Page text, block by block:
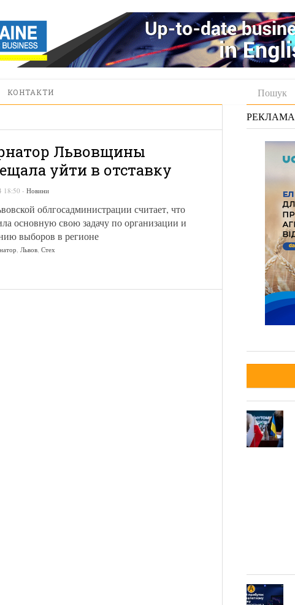
КОНТАКТИ
Львовщины
уйти в отставку
18:50 - Новини
облгосадминистрации считает, что
основную свою задачу по организации и
выборов в регионе
, Львов, Стех
РЕКЛАМА